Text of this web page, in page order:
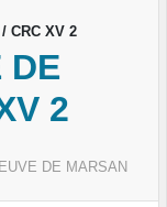
CRC XV 2
DE
2
DE MARSAN